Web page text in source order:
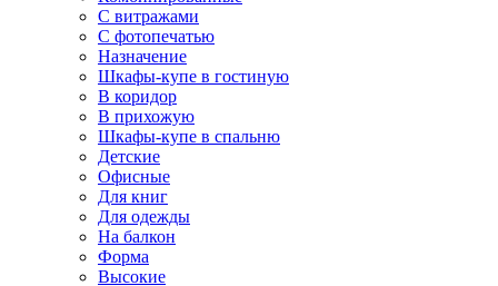
С витражами
С фотопечатью
Назначение
Шкафы-купе в гостиную
В коридор
В прихожую
Шкафы-купе в спальню
Детские
Офисные
Для книг
Для одежды
На балкон
Форма
Высокие